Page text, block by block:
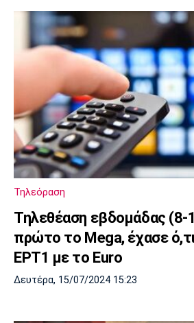
Τηλεόραση
Τηλεθέαση εβδομάδας (8-
πρώτο το Mega, έχασε
ΕΡΤ1 με το Euro
Δευτέρα, 15/07/2024 15:23